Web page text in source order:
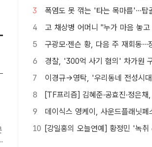
3
4
5
6
경찰, '300억 사기 혐의' 차가원
7
8
9
10